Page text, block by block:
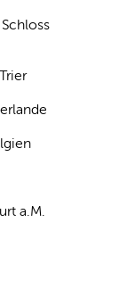
a.M.